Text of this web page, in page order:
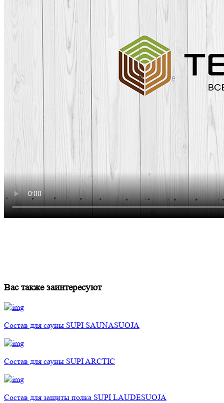
Вас также заинтересуют
Состав для сауны SUPI SAUNASUOJA
Состав для сауны SUPI ARCTIC
Состав для защиты полка SUPI LAUDESUOJA